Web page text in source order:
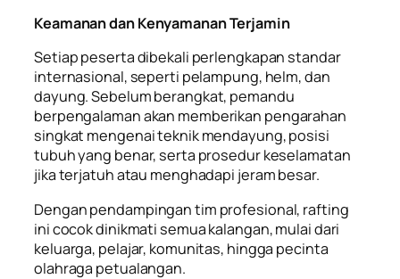
Keamanan dan Kenyamanan Terjamin
Setiap peserta dibekali perlengkapan standar
internasional, seperti pelampung, helm, dan
dayung. Sebelum berangkat, pemandu
berpengalaman akan memberikan pengarahan
singkat mengenai teknik mendayung, posisi
tubuh yang benar, serta prosedur keselamatan
jika terjatuh atau menghadapi jeram besar.
Dengan pendampingan tim profesional, rafting
ini cocok dinikmati semua kalangan, mulai dari
keluarga, pelajar, komunitas, hingga pecinta
olahraga petualangan.